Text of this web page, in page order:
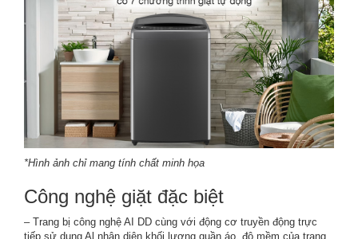
*Hình ảnh chỉ mang tính chất minh họa
Công nghệ giặt đặc biệt
– Trang bị công nghệ AI DD cùng với động cơ truyền động trực
tiếp sử dụng Al nhận diện khối lượng quần áo, độ mềm của trang